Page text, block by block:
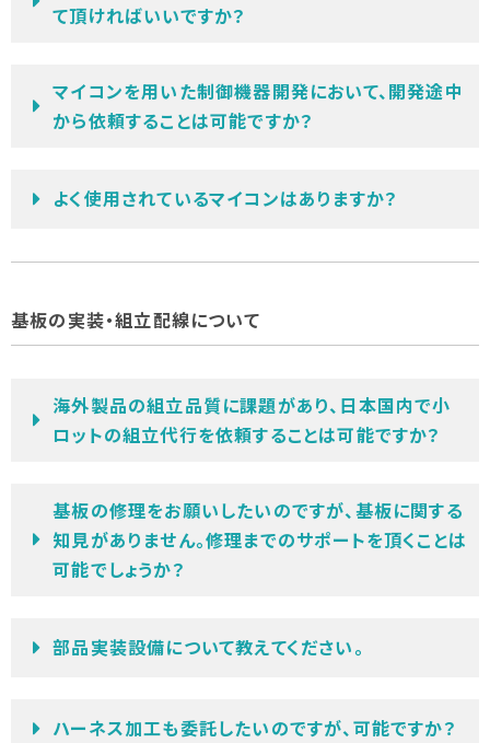
て頂ければいいですか？
マイコンを用いた制御機器開発において、開発途中
から依頼することは可能ですか？
よく使用されているマイコンはありますか？
基板の実装・組立配線について
海外製品の組立品質に課題があり、日本国内で小
ロットの組立代行を依頼することは可能ですか？
基板の修理をお願いしたいのですが、基板に関する
知見がありません。修理までのサポートを頂くことは
可能でしょうか？
部品実装設備について教えてください。
ハーネス加工も委託したいのですが、可能ですか？